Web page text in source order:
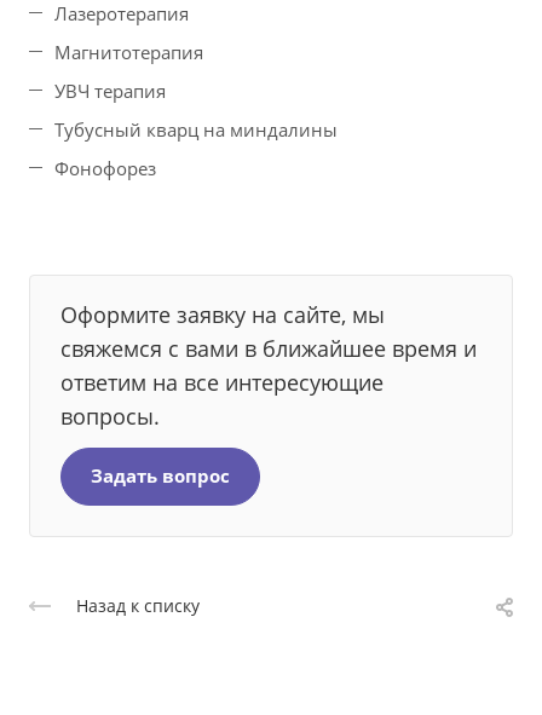
Лазеротерапия
Магнитотерапия
УВЧ терапия
Тубусный кварц на миндалины
Фонофорез
Оформите заявку на сайте, мы
свяжемся с вами в ближайшее время и
ответим на все интересующие
вопросы.
Задать вопрос
Назад к списку